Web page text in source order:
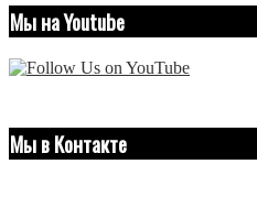
Мы на Youtube
Мы в Контакте